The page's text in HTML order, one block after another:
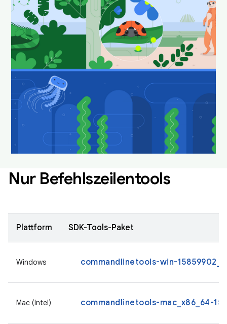
Android Studio in ihrem
natürlichen Lebensraum.
Laden Sie sie herunter und legen Sie sie als
Hintergrund fest, um Ihren Desktop immer wieder
neu und frisch aussehen zu lassen.
Nur Befehlszeilentools
Plattform SDK-Tools-Paket
Windows commandlinetools-win-
Mac (Intel) commandlinetools-mac_x86_64-